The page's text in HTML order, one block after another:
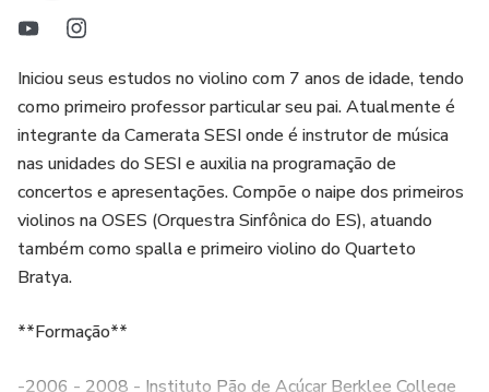
Iniciou seus estudos no violino com 7 anos de idade, tendo
como primeiro professor particular seu pai. Atualmente é
integrante da Camerata SESI onde é instrutor de música
nas unidades do SESI e auxilia na programação de
concertos e apresentações. Compõe o naipe dos primeiros
violinos na OSES (Orquestra Sinfônica do ES), atuando
também como spalla e primeiro violino do Quarteto
Bratya.
**Formação**
-2006 - 2008 - Instituto Pão de Açúcar Berklee College